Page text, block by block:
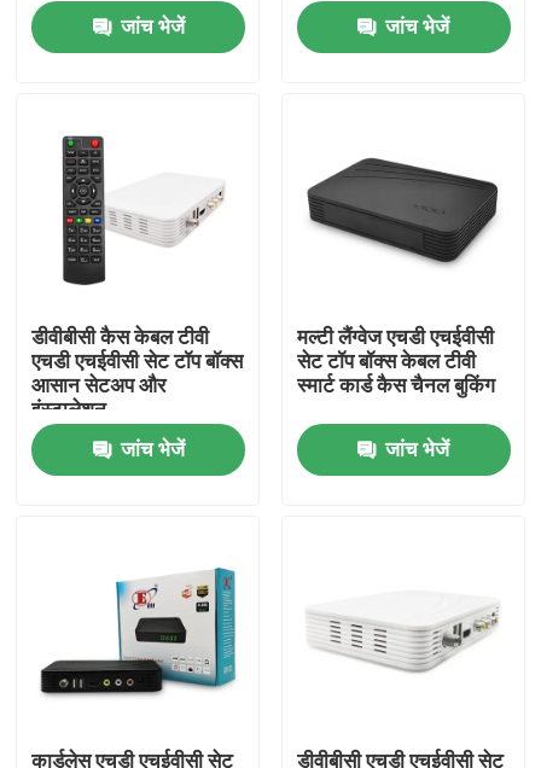
उत्पाद
वीआर दिखाएँ
फैक्टरी यात्रा
गुणवत्ता नियंत्रण
एक बोली का अनुरोध
टीवी सेट टॉप बॉक्स
डीवीबीसी सेट टॉप बॉक्स
जांच भेजें जांच भेजें
डीवीबीसी कैस केबल टीवी
एचडी एचईवीसी सेट टॉप बॉक्स
आसान सेटअप और
इंस्टालेशन
जांच भेजें
मल्टी लैंग्वेज एचडी एचईवीसी
सेट टॉप बॉक्स केबल टीवी
स्मार्ट कार्ड कैस चैनल बुकिंग
जांच भेजें
कार्डलेस एचडी एचईवीसी सेट डीवीबीसी एचडी एचईवीसी सेट